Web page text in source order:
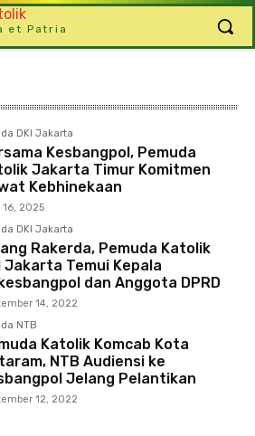
et Patria
DKI Jakarta
Kesbangpol, Pemuda
Jakarta Timur Komitmen
Kebhinekaan
16, 2025
DKI Jakarta
Rakerda, Pemuda Katolik
Jakarta Temui Kepala
dan Anggota DPRD
14, 2022
NTB
Katolik Komcab Kota
NTB Audiensi ke
Jelang Pelantikan
12, 2022